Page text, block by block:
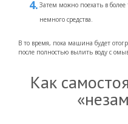
Затем можно поехать в
немного средства.
В то время, пока машина будет
после полностью вылить воду с
Как